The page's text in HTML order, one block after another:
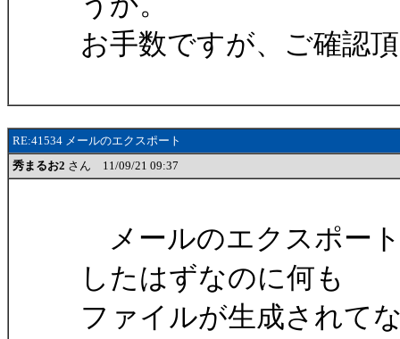
お手数ですが、ご確認
RE:41534 メールのエクスポート
秀まるお2 さん 11/09/21 09:37
メールのエクスポー
したはずなのに何も
ファイルが生成されて